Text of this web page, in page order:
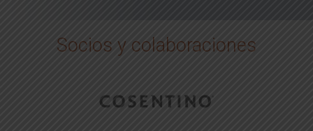
Socios y colaboraciones